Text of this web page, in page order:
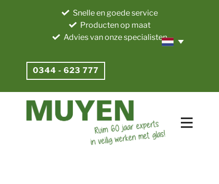
0344 - 623 777
Snelle en goede service
Producten op maat
Advies van onze specialisten